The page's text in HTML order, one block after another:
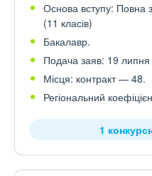
Основа вступу: Повна
(11 класів)
Бакалавр.
Подача заяв: 19
Місця: контракт — 48.
Регіональний
1